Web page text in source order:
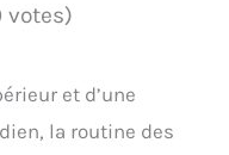
votes)
et d’une
la routine des